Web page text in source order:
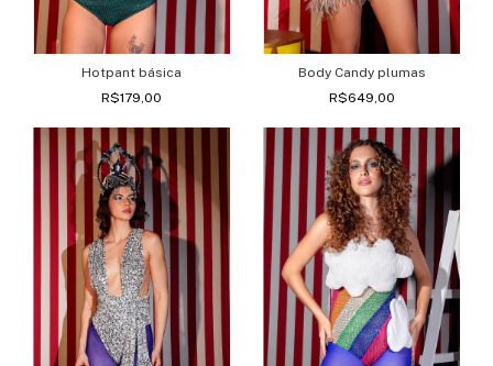
Hotpant básica
R$179,00
Body Candy plumas
R$649,00